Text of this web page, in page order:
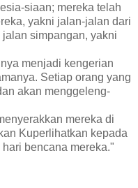
siaan; mereka telah
yakni jalan-jalan dari
simpangan, yakni
menjadi kengerian
Setiap orang yang
akan menggeleng-
mereka di
Kuperlihatkan kepada
bencana mereka."